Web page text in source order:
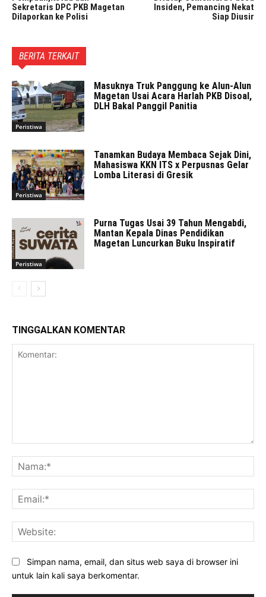
Sekretaris DPC PKB Magetan
Dilaporkan ke Polisi
Insiden, Pemancing Nekat
Siap Diusir
BERITA TERKAIT
Peristiwa
Masuknya Truk Panggung ke Alun-Alun
Magetan Usai Acara Harlah PKB Disoal,
DLH Bakal Panggil Panitia
Peristiwa
Tanamkan Budaya Membaca Sejak Dini,
Mahasiswa KKN ITS x Perpusnas Gelar
Lomba Literasi di Gresik
Peristiwa
Purna Tugas Usai 39 Tahun Mengabdi,
Mantan Kepala Dinas Pendidikan
Magetan Luncurkan Buku Inspiratif
TINGGALKAN KOMENTAR
Simpan nama, email, dan situs web saya di browser ini
untuk lain kali saya berkomentar.